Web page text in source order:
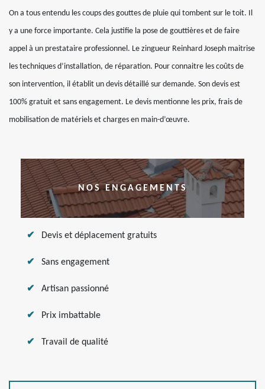
On a tous entendu les coups des gouttes de pluie qui tombent sur le toit. Il
y a une force importante. Cela justifie la pose de gouttières et de faire
appel à un prestataire professionnel. Le zingueur Reinhard Joseph maitrise
les techniques d’installation, de réparation. Pour connaitre les coûts de
son intervention, il établit un devis détaillé sur demande. Son devis est
100% gratuit et sans engagement. Le devis mentionne les prix, frais de
mobilisation de matériels et charges en main-d’œuvre.
NOS ENGAGEMENTS
Devis et déplacement gratuits
Sans engagement
Artisan passionné
Prix imbattable
Travail de qualité